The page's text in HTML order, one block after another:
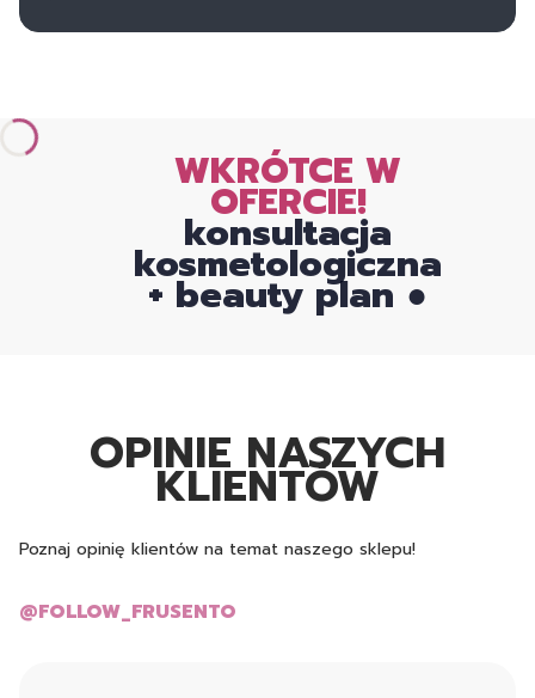
WKRÓTCE W
OFERCIE!
konsultacja
kosmetologiczna
+ beauty plan ●
OPINIE NASZYCH
KLIENTÓW
Poznaj opinię klientów na temat naszego sklepu!
@FOLLOW_FRUSENTO